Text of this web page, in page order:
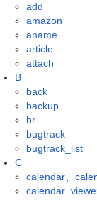
add
amazon
aname
article
attach
B
back
backup
br
bugtrack
bugtrack_list
C
calendar、